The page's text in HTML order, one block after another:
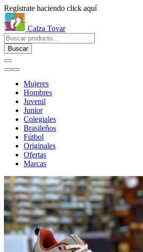
Regístrate haciendo click aquí
Calza Tovar
Buscar
Mujeres
Hombres
Juvenil
Junior
Colegiales
Brasileños
Fútbol
Originales
Ofertas
Marcas